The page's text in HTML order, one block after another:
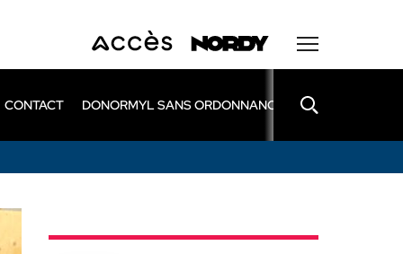
CONTACT DONORMYL SANS ORDONNANCE LEXOMIL SANS